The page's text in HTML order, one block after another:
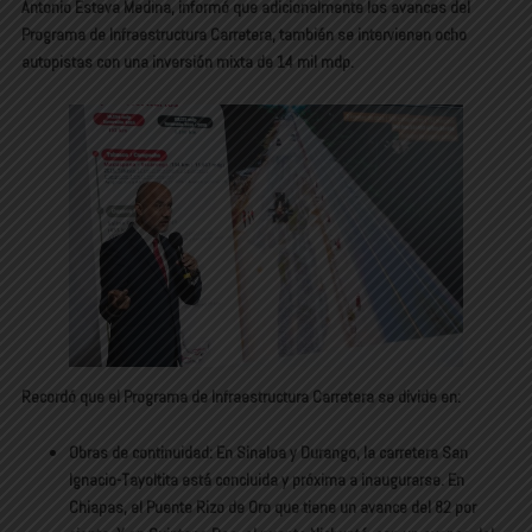
Antonio Esteva Medina, informó que adicionalmente los avances del
Programa de Infraestructura Carretera, también se intervienen ocho
autopistas con una inversión mixta de 14 mil mdp.
Recordó que el Programa de Infraestructura Carretera se divide en:
Obras de continuidad: En Sinaloa y Durango, la carretera San
Ignacio-Tayoltita está concluida y próxima a inaugurarse. En
Chiapas, el Puente Rizo de Oro que tiene un avance del 82 por